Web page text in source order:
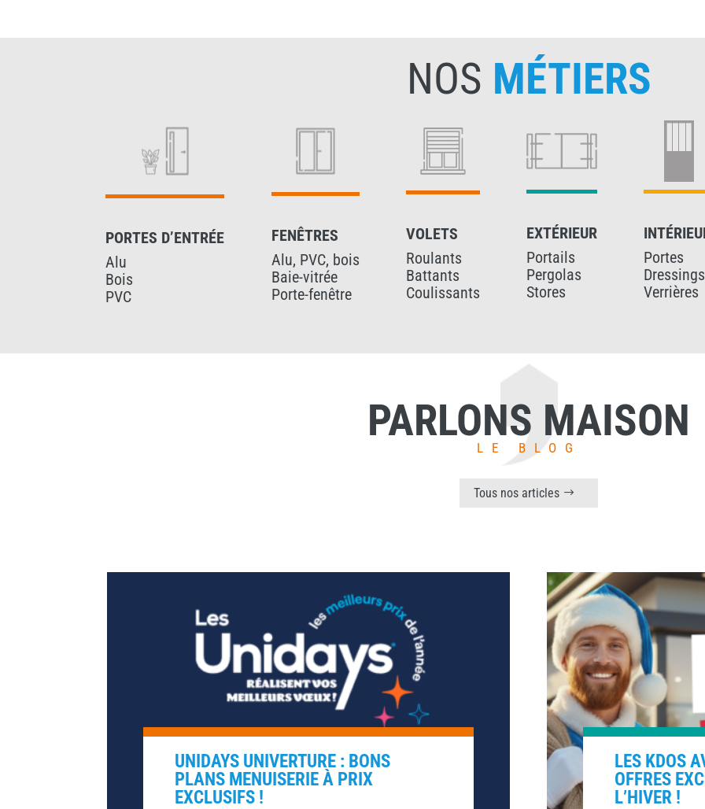
NOS MÉTIERS
PORTES D’ENTRÉE
Alu
Bois
PVC
FENÊTRES
Alu, PVC, bois
Baie-vitrée
Porte-fenêtre
VOLETS
Roulants
Battants
Coulissants
EXTÉRIEUR
Portails
Pergolas
Stores
Portes
Dressings
Verrières
PARLONS MAISON
LE BLOG
Tous nos articles
UNIDAYS UNIVERTURE : BONS
PLANS MENUISERIE À PRIX
EXCLUSIFS !
LES KDOS
OFFRES
L’HIVER !